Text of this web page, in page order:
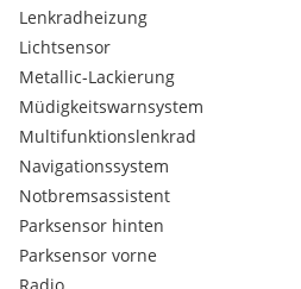
Lenkradheizung
Lichtsensor
Metallic-Lackierung
Müdigkeitswarnsystem
Multifunktionslenkrad
Navigationssystem
Notbremsassistent
Parksensor hinten
Parksensor vorne